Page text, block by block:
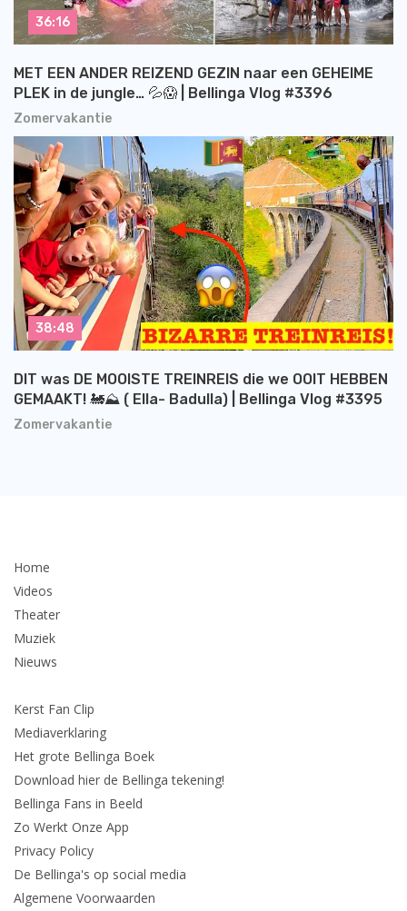
Zomervakantie
MET EEN ANDER REIZEND GEZIN naar een GEHEIME
PLEK in de jungle… 💦😱 | Bellinga Vlog #3396
36:16
Zomervakantie
DIT was DE MOOISTE TREINREIS die we OOIT HEBBEN
GEMAAKT! 🚂⛰️ ( Ella- Badulla) | Bellinga Vlog #3395
38:48
Home
Videos
Theater
Muziek
Nieuws
Kerst Fan Clip
Mediaverklaring
Het grote Bellinga Boek
Download hier de Bellinga tekening!
Bellinga Fans in Beeld
Zo Werkt Onze App
Privacy Policy
De Bellinga's op social media
Algemene Voorwaarden